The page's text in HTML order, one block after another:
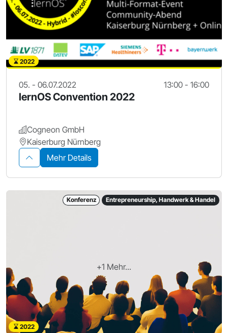
2022
05. - 06.07.2022 13:00 - 16:00
lernOS Convention 2022
Cogneon GmbH
Kaiserburg Nürnberg
Mehr Details
+1 Mehr...
Konferenz Entrepreneurship, Handwerk & Handel
2022